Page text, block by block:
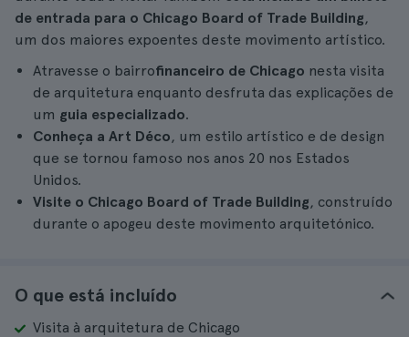
de entrada para o Chicago Board of Trade Building,
um dos maiores expoentes deste movimento artístico.
Atravesse o bairrofinanceiro de Chicago nesta visita
de arquitetura enquanto desfruta das explicações de
um guia especializado.
Conheça a Art Déco, um estilo artístico e de design
que se tornou famoso nos anos 20 nos Estados
Unidos.
Visite o Chicago Board of Trade Building, construído
durante o apogeu deste movimento arquitetónico.
O que está incluído
Visita à arquitetura de Chicago